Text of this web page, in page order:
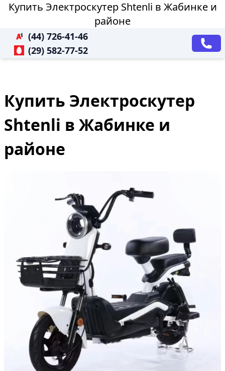
Купить Электроскутер Shtenli в Жабинке и
районе
(44) 726-41-46
(29) 582-77-52
Купить Электроскутер
Shtenli в Жабинке и
районе